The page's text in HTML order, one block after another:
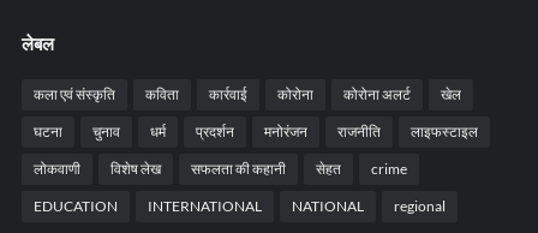
लेबल
कला एवं संस्कृति कविता कार्रवाई कोरोना कोरोना अलर्ट खेल
घटना चुनाव धर्म प्रदर्शन मनोरंजन राजनीति लाइफस्टाइल
लोकवाणी विशेष लेख सफलता की कहानी सेहत crime
EDUCATION INTERNATIONAL NATIONAL regional